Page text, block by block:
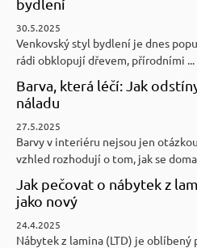
bydlení
30.5.2025
Venkovský styl bydlení je dnes
rádi obklopují dřevem, přírodními ...
Barva, která léčí: Jak
náladu
27.5.2025
Barvy v interiéru nejsou jen
vzhled rozhodují o tom, jak se
Jak pečovat o nábytek z
jako nový
24.4.2025
Nábytek z lamina (LTD) je